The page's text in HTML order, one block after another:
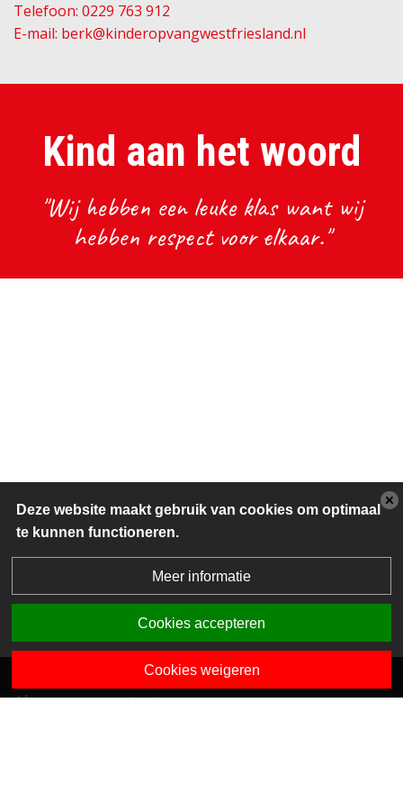
Telefoon: 0229 763 912
E-mail: berk@kinderopvangwestfriesland.nl
Kind aan het woord
"Wij hebben een leuke klas want wij
hebben respect voor elkaar."
Algemene contactgegevens
Deze website maakt gebruik van cookies om optimaal
te kunnen functioneren.
Meer informatie
Cookies accepteren
Cookies weigeren